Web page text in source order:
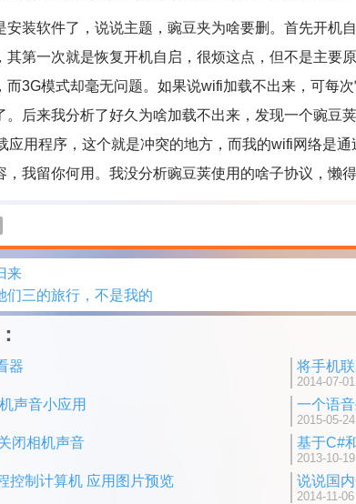
软件了，说说主题，豌豆夹为啥要删。首先开机
其第一次就是恢复开机自启，很烦这点，但不是主要
而3G模式却毫无问题。如果说wifi加载不出来，可每
。后来我分析了好久为啥加载不出来，发现一个豌豆
应用程序，这个就是冲突的地方，而我的wifi网络是
，我留你何用。我没分析豌豆荚使用的啥子协议，懒得
来
们三的旅行，不是我的
器 将手机
2014-07-01
声音小应用 一个语
2015-05-24
闭相机声音 基于C#
2013-10-19
控制计算机 应用图片预览 说说国
2014-11-06